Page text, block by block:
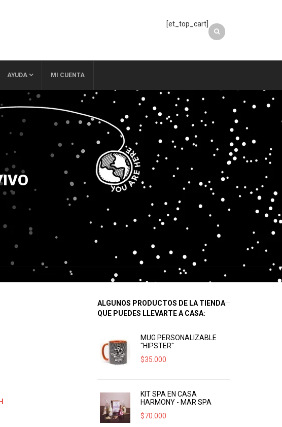
[et_top_cart]
AYUDA MI CUENTA
ALGUNOS PRODUCTOS DE LA TIENDA
QUE PUEDES LLEVARTE A CASA:
MUG PERSONALIZABLE
"HIPSTER"
$35.000
KIT SPA EN CASA
HARMONY - MAR SPA
$70.000